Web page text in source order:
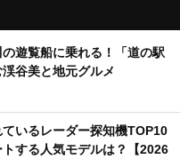
の遊覧船に乗れる！「道の駅
谷美と地元グルメ
ているレーダー探知機TOP10
トする人気モデルは？【2026